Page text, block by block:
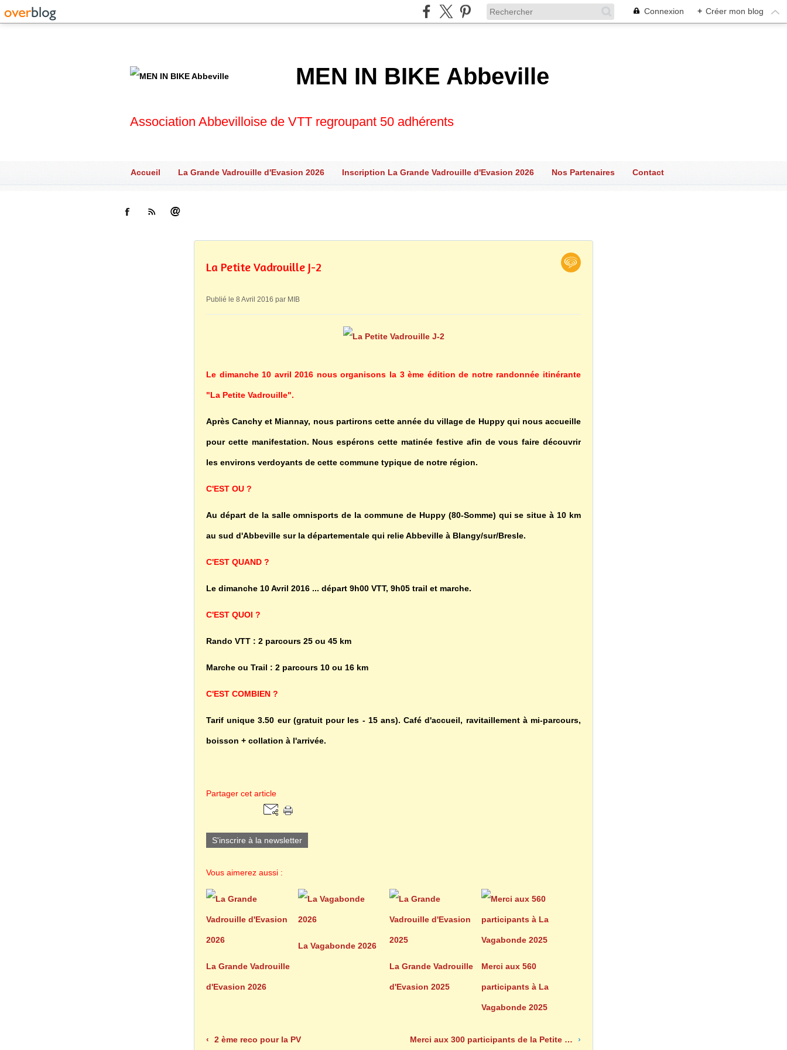
Connexion + Créer mon blog
MEN IN BIKE Abbeville
Association Abbevilloise de VTT regroupant 50 adhérents
Accueil La Grande Vadrouille d'Evasion 2026 Inscription La Grande Vadrouille d'Evasion 2026 Nos Partenaires Contact
La Petite Vadrouille J-2
Publié le 8 Avril 2016 par MIB
Le dimanche 10 avril 2016 nous organisons la 3 ème édition de notre randonnée itinérante
"La Petite Vadrouille".
Après Canchy et Miannay, nous partirons cette année du village de Huppy qui nous accueille
pour cette manifestation. Nous espérons cette matinée festive afin de vous faire découvrir
les environs verdoyants de cette commune typique de notre région.
C'EST OU ?
Au départ de la salle omnisports de la commune de Huppy (80-Somme) qui se situe à 10 km
au sud d'Abbeville sur la départementale qui relie Abbeville à Blangy/sur/Bresle.
C'EST QUAND ?
Le dimanche 10 Avril 2016 ... départ 9h00 VTT, 9h05 trail et marche.
C'EST QUOI ?
Rando VTT : 2 parcours 25 ou 45 km
Marche ou Trail : 2 parcours 10 ou 16 km
C'EST COMBIEN ?
Tarif unique 3.50 eur (gratuit pour les - 15 ans). Café d'accueil, ravitaillement à mi-parcours,
boisson + collation à l'arrivée.
Partager cet article
S'inscrire à la newsletter
Vous aimerez aussi :
La Grande Vadrouille
d'Evasion 2026
La Vagabonde 2026
La Grande Vadrouille
d'Evasion 2025
Merci aux 560
participants à La
Vagabonde 2025
2 ème reco pour la PV ›
Merci aux 300 participants de la Petite Vadrouille